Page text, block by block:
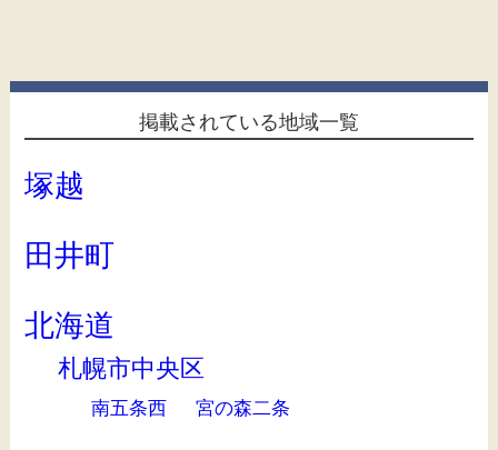
掲載されている地域一覧
塚越
田井町
北海道
札幌市中央区
南五条西 宮の森二条